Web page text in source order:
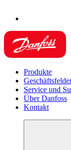
Produkte
Service und
Über Danfoss
Kontakt